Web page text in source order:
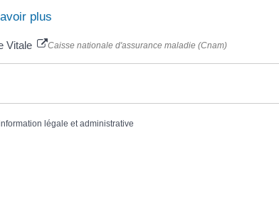
plus
Vitale Caisse nationale d'assurance maladie (Cnam)
légale et administrative